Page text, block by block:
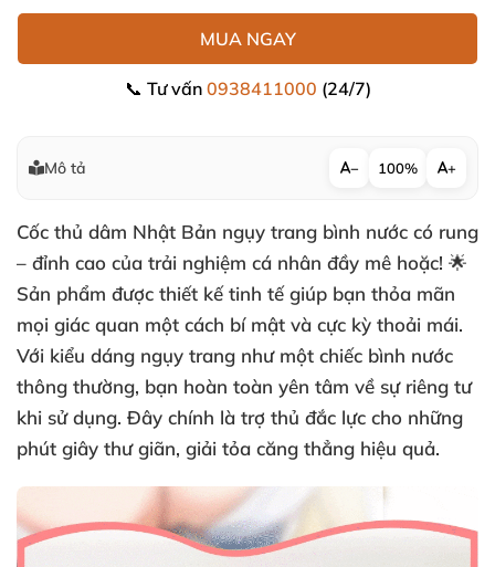
MUA NGAY
📞 Tư vấn 0938411000 (24/7)
Mô tả − 100% +
Cốc thủ dâm Nhật Bản ngụy trang bình nước có rung
– đỉnh cao của trải nghiệm cá nhân đầy mê hoặc! 🌟
Sản phẩm được thiết kế tinh tế giúp bạn thỏa mãn
mọi giác quan một cách bí mật và cực kỳ thoải mái.
Với kiểu dáng ngụy trang như một chiếc bình nước
thông thường, bạn hoàn toàn yên tâm về sự riêng tư
khi sử dụng. Đây chính là trợ thủ đắc lực cho những
phút giây thư giãn, giải tỏa căng thẳng hiệu quả.